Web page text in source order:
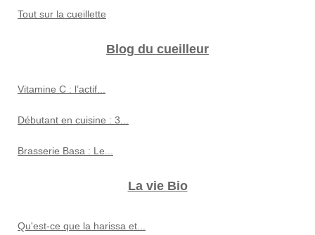
Tout sur la cueillette
Blog du cueilleur
Vitamine C : l’actif...
Débutant en cuisine : 3...
Brasserie Basa : Le...
La vie Bio
Qu'est-ce que la harissa et...